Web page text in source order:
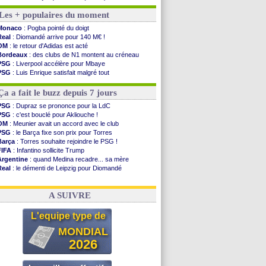
Lyon: Mangala va rejoindre Getafe
OM: une offre refusée pour Aguerd
Real: c'est confirmé pour Vinicius
Troyes : Junior Diaz jusqu'en 2030 (officiel)
PSG : Akliouche a signé (officiel)
OM : une offre pour Bulka
PSG: contrat signé pour Akliouche
Ouganda: Owori battu à mort à Kampala
Arsenal: Arteta veut créer une dynastie
Chelsea: Palace a fait son offre pour Disasi
FIFA : le gouvernement espagnol s'en mêle
PSG : l'étonnante rumeur Gusto
Bologne: Dallinga est sur le marché
OM : accord trouvé avec Man City pour Rulli
OM : Medina vers Leverkusen pour 25 M€
Uruguay: Forlan nommé sélectionneur (officiel)
Voir les brèves précédentes
+ populaires du moment
: Pogba pointé du doigt
: Diomandé arrive pour 140 M€ !
: le retour d'Adidas est acté
: des clubs de N1 montent au créneau
: Liverpool accélère pour Mbaye
: Luis Enrique satisfait malgré tout
: une nouvelle offre pour Vinicius
a fait le buzz depuis 7 jours
: Dupraz se prononce pour la LdC
: c'est bouclé pour Akliouche !
: Meunier avait un accord avec le club
: le Barça fixe son prix pour Torres
: Torres souhaite rejoindre le PSG !
: Infantino sollicite Trump
: quand Medina recadre... sa mère
: le démenti de Leipzig pour Diomandé
: le conseiller d'Infantino démissionne !
A SUIVRE
L'equipe type de
MONDIAL
2026